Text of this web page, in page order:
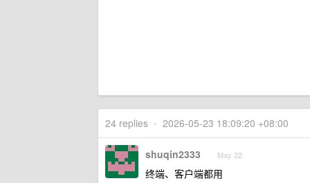
24 replies • 2026-05-23 18:09:20 +08:00
shuqin2333 May 22
终端、客户端都用